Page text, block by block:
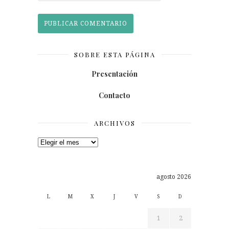
SOBRE ESTA PÁGINA
Presentación
Contacto
ARCHIVOS
Archivos
agosto 2026
L M X J V S D
1 2